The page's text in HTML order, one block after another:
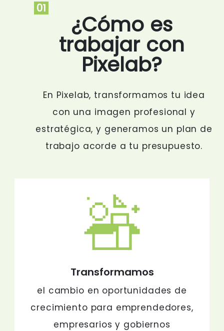
01
¿Cómo es
trabajar con
Pixelab?
En Pixelab, transformamos tu idea
con una imagen profesional y
estratégica, y generamos un plan de
trabajo acorde a tu presupuesto.
Transformamos
el cambio en oportunidades de
crecimiento para emprendedores,
empresarios y gobiernos